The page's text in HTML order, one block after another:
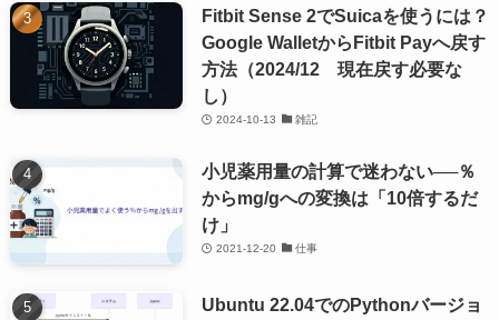
Fitbit Sense 2でSuicaを使うには？
Google WalletからFitbit Payへ戻す
方法（2024/12 現在戻す必要な
し）
2024-10-13 雑記
小児薬用量の計算で迷わない──％
からmg/gへの変換は「10倍するだ
け」
2021-12-20 仕事
Ubuntu 22.04でのPythonバージョ